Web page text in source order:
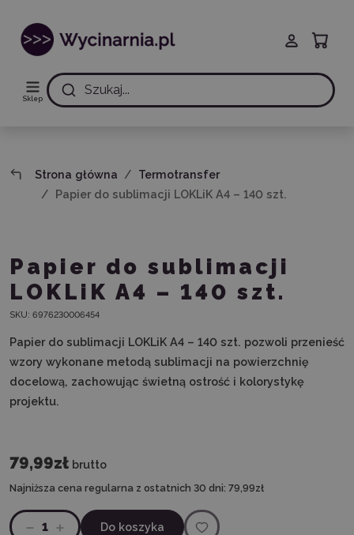
Sklep
Szukaj...
Strona główna
Termotransfer
Papier do sublimacji LOKLiK A4 – 140 szt.
Papier do sublimacji
LOKLiK A4 – 140 szt.
SKU: 6976230006454
Papier do sublimacji LOKLiK A4 – 140 szt. pozwoli przenieść
wzory wykonane metodą sublimacji na powierzchnię
docelową, zachowując świetną ostrość i kolorystykę
projektu.
79,99zł brutto
Najniższa cena regularna z ostatnich 30 dni: 79,99zł
1 Do koszyka